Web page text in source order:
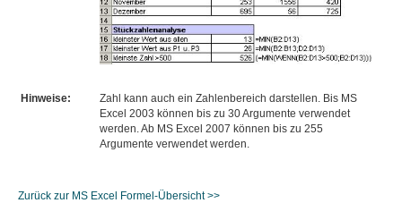
Hinweise:
Zahl kann auch ein Zahlenbereich darstellen. Bis MS
Excel 2003 können bis zu 30 Argumente verwendet
werden. Ab MS Excel 2007 können bis zu 255
Argumente verwendet werden.
Zurück zur MS Excel Formel-Übersicht >>